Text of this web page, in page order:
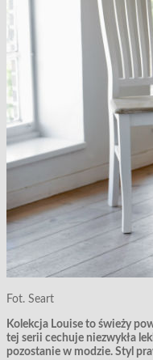
Fot. Seart
Kolekcja Louise to świeży
tej serii cechuje niezwykła
pozostanie w modzie. Styl